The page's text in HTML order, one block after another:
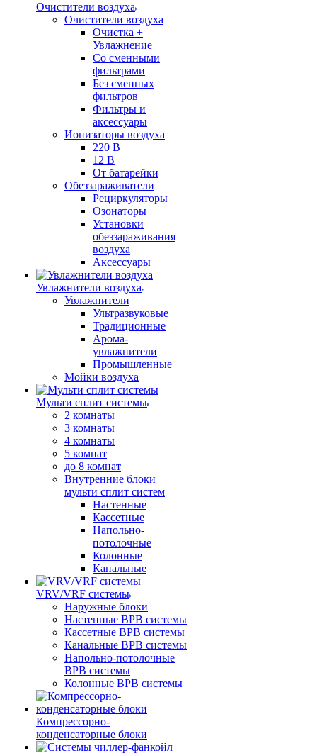
Очистители воздуха
Очистители воздуха
Очистка +
Увлажнение
Cо сменными
фильтрами
Без сменных
фильтров
Фильтры и
аксессуары
Ионизаторы воздуха
220 В
12 В
От батарейки
Обеззараживатели
Рециркуляторы
Озонаторы
Установки
обеззараживания
воздуха
Аксессуары
Увлажнители воздуха
Увлажнители
Ультразвуковые
Традиционные
Арома-
увлажнители
Промышленные
Мойки воздуха
Мульти сплит системы
2 комнаты
3 комнаты
4 комнаты
5 комнат
до 8 комнат
Внутренние блоки
мульти сплит систем
Настенные
Кассетные
Напольно-
потолочные
Колонные
Канальные
VRV/VRF системы
Наружные блоки
Настенные ВРВ системы
Кассетные ВРВ системы
Канальные ВРВ системы
Напольно-потолочные
ВРВ системы
Колонные ВРВ системы
Компрессорно-
конденсаторные блоки